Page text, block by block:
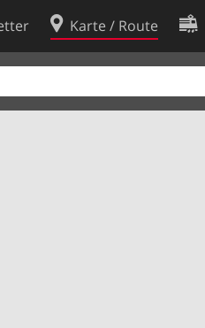
Karte / Route